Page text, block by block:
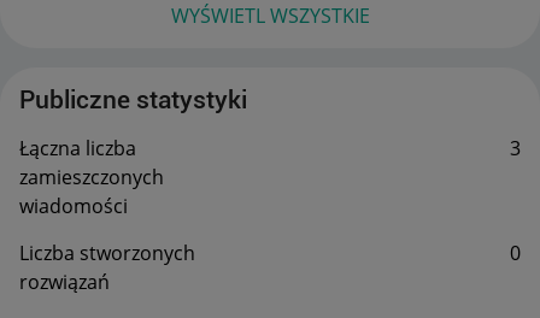
WYŚWIETL WSZYSTKIE
Publiczne statystyki
Łączna liczba
zamieszczonych
wiadomości
3
Liczba stworzonych
rozwiązań
0